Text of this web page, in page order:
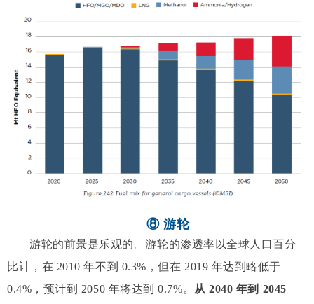
⑧ 游轮
游轮的前景是乐观的。游轮的渗透率以全球人口百分
比计，在 2010 年不到 0.3%，但在 2019 年达到略低于
0.4%，预计到 2050 年将达到 0.7%。
从 2040 年到 2045